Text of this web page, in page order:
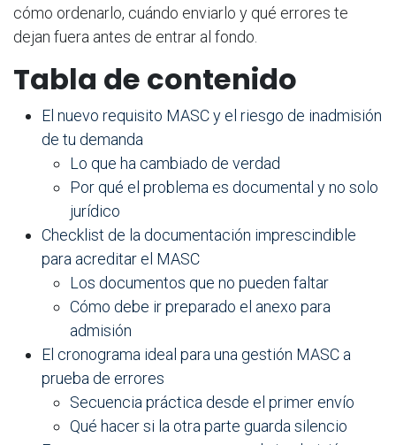
cómo ordenarlo, cuándo enviarlo y qué errores te
dejan fuera antes de entrar al fondo.
Tabla de contenido
El nuevo requisito MASC y el riesgo de inadmisión
de tu demanda
Lo que ha cambiado de verdad
Por qué el problema es documental y no solo
jurídico
Checklist de la documentación imprescindible
para acreditar el MASC
Los documentos que no pueden faltar
Cómo debe ir preparado el anexo para
admisión
El cronograma ideal para una gestión MASC a
prueba de errores
Secuencia práctica desde el primer envío
Qué hacer si la otra parte guarda silencio